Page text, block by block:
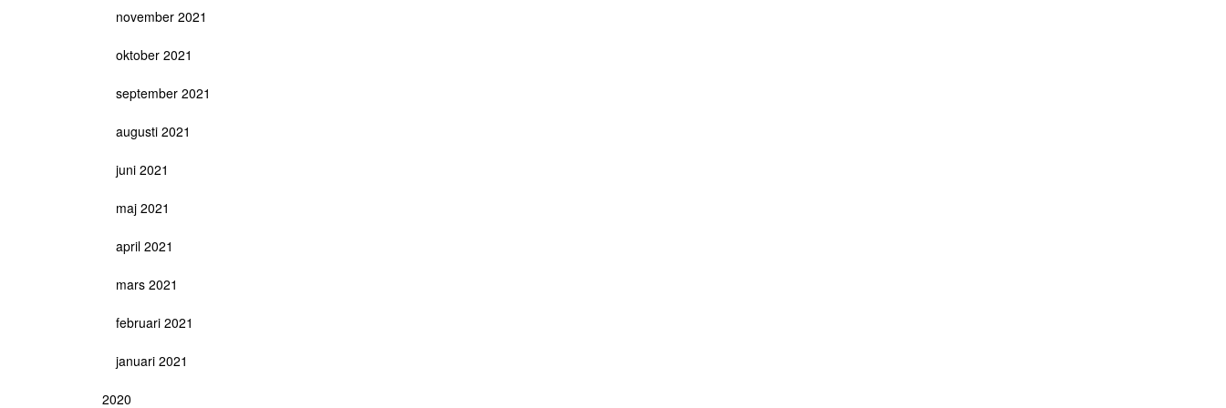
november 2021
oktober 2021
september 2021
augusti 2021
juni 2021
maj 2021
april 2021
mars 2021
februari 2021
januari 2021
2020